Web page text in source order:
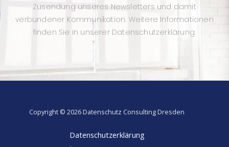
Zusendung unseres Newsletters und damit
verbundener Kommunikation. Weitere Informationen
finden Sie in unserer Datenschutzerklärung.
Copyright © 2026 Datenschutz Consulting Dresden
Datenschutzerklärung